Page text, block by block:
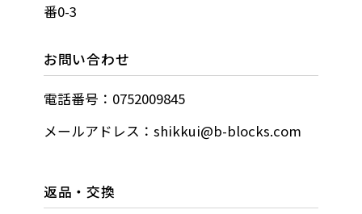
番0-3
お問い合わせ
電話番号：0752009845
メールアドレス：shikkui@b-blocks.com
返品・交換